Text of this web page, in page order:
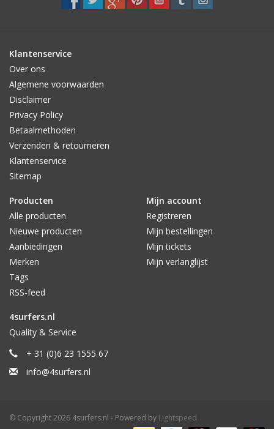
Klantenservice
Over ons
Algemene voorwaarden
Disclaimer
Privacy Policy
Betaalmethoden
Verzenden & retourneren
Klantenservice
Sitemap
Producten
Alle producten
Nieuwe producten
Aanbiedingen
Merken
Tags
RSS-feed
Mijn account
Registreren
Mijn bestellingen
Mijn tickets
Mijn verlanglijst
4surfers.nl
Quality & Service
+ 31 (0)6 23 1555 67
info@4surfers.nl
© Copyright 2026 4surfers.nl - Powered by Lightspeed